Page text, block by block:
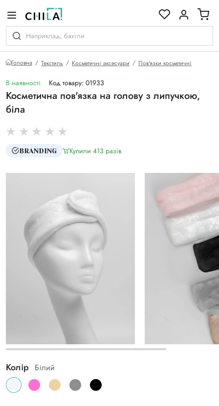
Головна Текстиль Косметичні аксесуари Пов'язки косметичні
В наявності Код товару: 01933
Косметична пов'язка на голову з липучкою,
біла
BRANDING Купили 413 разiв
Колір Білий
гамі